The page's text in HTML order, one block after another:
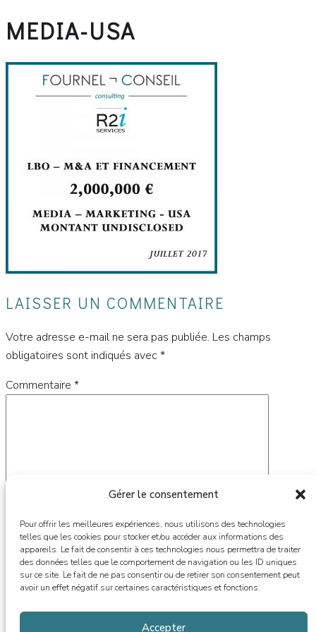
Gérer le consentement
Pour offrir les meilleures expériences, nous utilisons des technologies
telles que les cookies pour stocker et/ou accéder aux informations des
appareils. Le fait de consentir à ces technologies nous permettra de traiter
des données telles que le comportement de navigation ou les ID uniques
sur ce site. Le fait de ne pas consentir ou de retirer son consentement peut
avoir un effet négatif sur certaines caractéristiques et fonctions.
Accepter
MEDIA-USA
LAISSER UN COMMENTAIRE
Votre adresse e-mail ne sera pas publiée. Les champs
obligatoires sont indiqués avec *
Commentaire *
Nom*